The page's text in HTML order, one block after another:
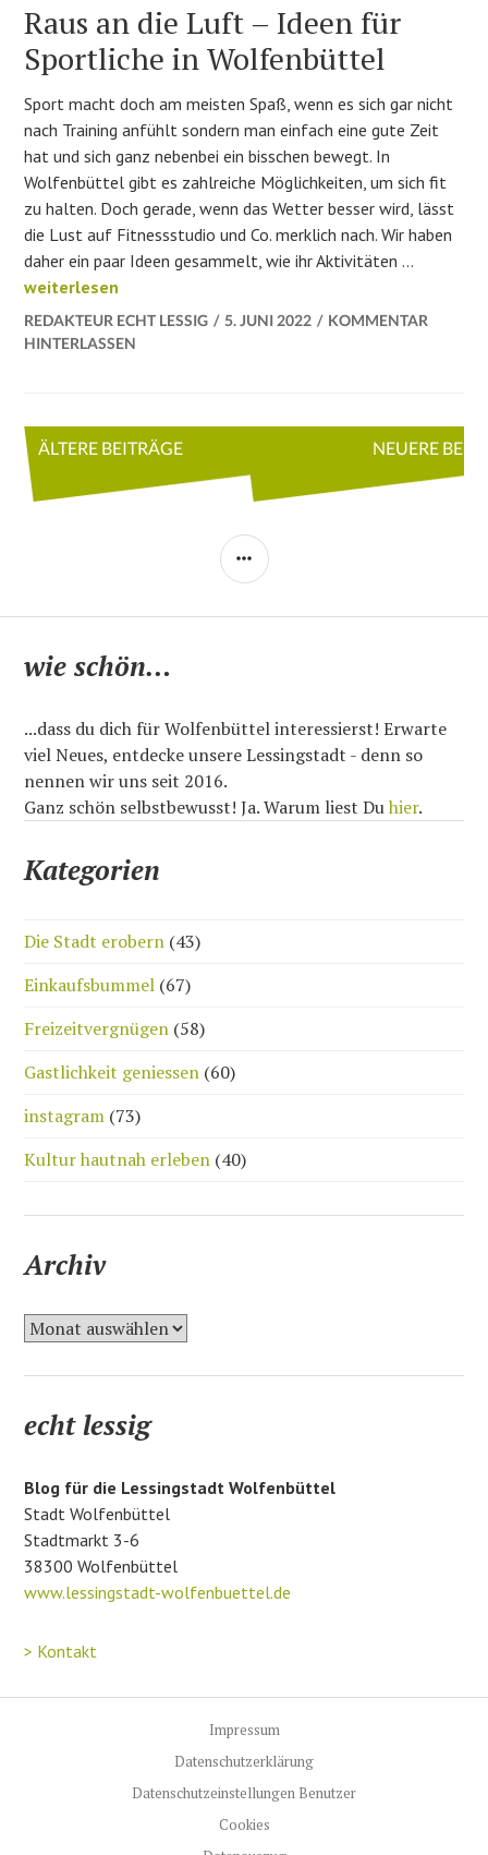
Raus an die Luft – Ideen für
Sportliche in Wolfenbüttel
Sport macht doch am meisten Spaß, wenn es sich gar nicht
nach Training anfühlt sondern man einfach eine gute Zeit
hat und sich ganz nebenbei ein bisschen bewegt. In
Wolfenbüttel gibt es zahlreiche Möglichkeiten, um sich fit
zu halten. Doch gerade, wenn das Wetter besser wird, lässt
die Lust auf Fitnessstudio und Co. merklich nach. Wir haben
daher ein paar Ideen gesammelt, wie ihr Aktivitäten …
Raus an die Luft – Ideen für Sportliche in Wolfenbüttel
weiterlesen
REDAKTEUR ECHT LESSIG 5. JUNI 2022
KOMMENTAR
HINTERLASSEN
Beitragsnavigation
ÄLTERE BEITRÄGE NEUERE
SEITENLEISTE
wie schön…
...dass du dich für Wolfenbüttel interessierst! Erwarte
viel Neues, entdecke unsere Lessingstadt - denn so
nennen wir uns seit 2016.
Ganz schön selbstbewusst! Ja. Warum liest Duhier.
Kategorien
Die Stadt erobern (43)
Einkaufsbummel (67)
Freizeitvergnügen (58)
Gastlichkeit geniessen (60)
instagram (73)
Kultur hautnah erleben (40)
Archiv
A
c
iecht lessig
Blog für die Lessingstadt Wolfenbüttel
Stadt Wolfenbüttel
Stadtmarkt 3-6
38300 Wolfenbüttel
www.lessingstadt-wolfenbuettel.de
> Kontakt
Impressum
Datenschutzerklärung
Datenschutzeinstellungen Benutzer
Cookies